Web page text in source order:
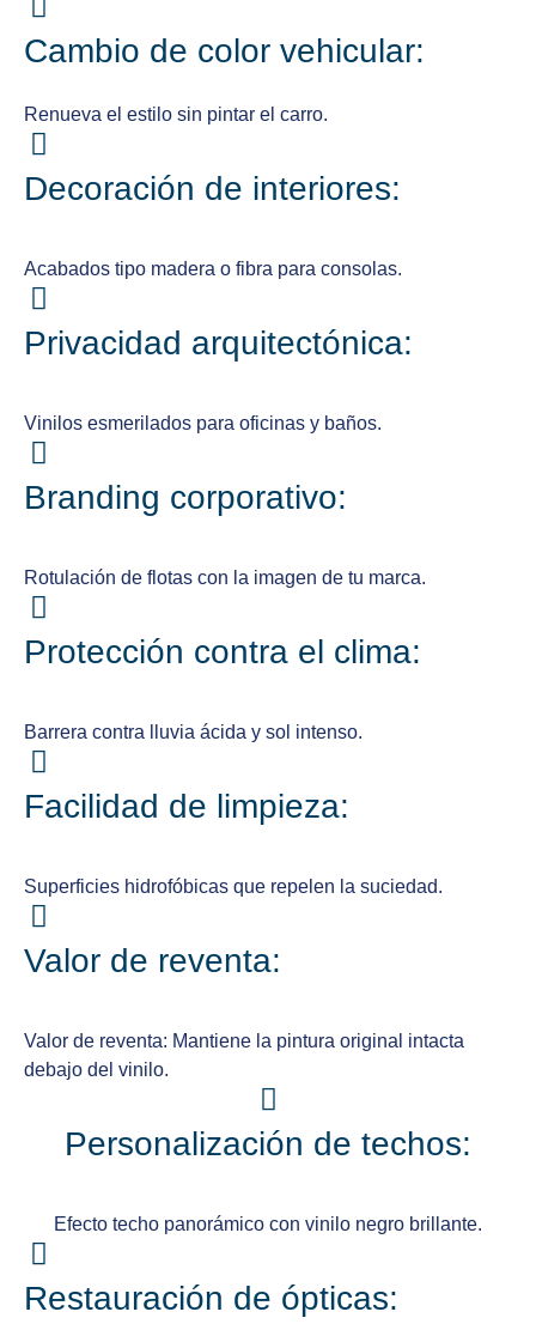
Cambio de color vehicular:
Renueva el estilo sin pintar el carro.
Decoración de interiores:
Acabados tipo madera o fibra para consolas.
Privacidad arquitectónica:
Vinilos esmerilados para oficinas y baños.
Branding corporativo:
Rotulación de flotas con la imagen de tu marca.
Protección contra el clima:
Barrera contra lluvia ácida y sol intenso.
Facilidad de limpieza:
Superficies hidrofóbicas que repelen la suciedad.
Valor de reventa:
Valor de reventa: Mantiene la pintura original intacta
debajo del vinilo.
Personalización de techos:
Efecto techo panorámico con vinilo negro brillante.
Restauración de ópticas: